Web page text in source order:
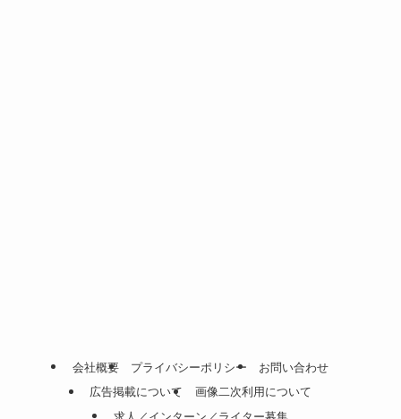
会社概要 プライバシーポリシー
お問い合わせ
広告掲載について
画像二次利用について